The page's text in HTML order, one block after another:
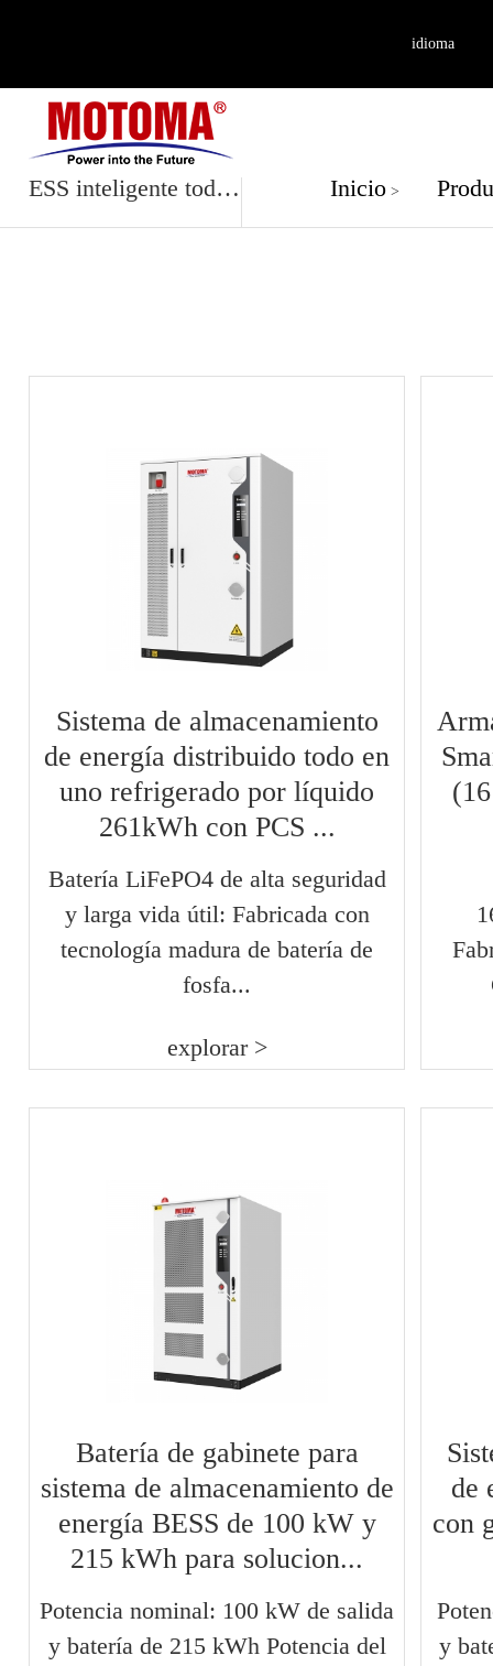
idioma
ESS inteligente todo en uno Inicio >
Sistema de almacenamiento
de energía distribuido todo en
uno refrigerado por líquido
261kWh con PCS ...
Batería LiFePO4 de alta seguridad
y larga vida útil: Fabricada con
tecnología madura de batería de
fosfa...
explorar >
Batería de gabinete para
sistema de almacenamiento de
energía BESS de 100 kW y
215 kWh para solucion...
Potencia nominal: 100 kW de salida
y batería de 215 kWh Potencia del
de
con
y